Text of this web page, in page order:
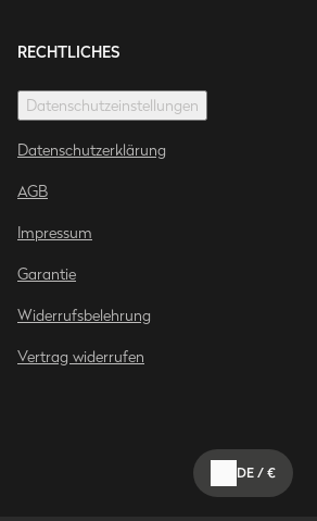
RECHTLICHES
Datenschutzeinstellungen
Datenschutzerklärung
AGB
Impressum
Garantie
Widerrufsbelehrung
Vertrag widerrufen
DE/€